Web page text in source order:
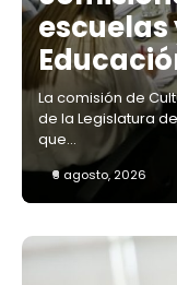
escuelas
La comisión de
de la Legislatura
que…
3 agosto, 2026